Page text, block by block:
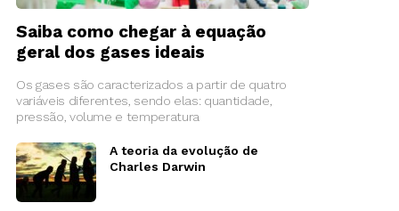
Saiba como chegar à equação
geral dos gases ideais
Os gases são caracterizados a partir de quatro
variáveis diferentes, sendo elas: quantidade,
pressão, volume e temperatura
A teoria da evolução de
Charles Darwin